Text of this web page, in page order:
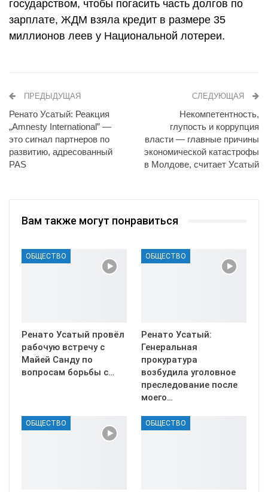
государством, чтобы погасить часть долгов по
зарплате, ЖДМ взяла кредит в размере 35
миллионов леев у Национальной лотереи.
ПРЕДЫДУЩАЯ
Ренато Усатый: Реакция
„Amnesty International” —
это сигнал партнеров по
развитию, адресованный
PAS
СЛЕДУЮЩАЯ
Некомпетентность,
глупость и коррупция
власти — главные причины
экономической катастрофы
в Молдове, считает Усатый
Вам также могут понравиться
ОБЩЕСТВО
Ренато Усатый провёл
рабочую встречу с
Майей Санду по
вопросам борьбы с…
ОБЩЕСТВО
Ренато Усатый:
Генеральная
прокуратура
возбудила уголовное
преследование после
моего…
ОБЩЕСТВО ОБЩЕСТВО